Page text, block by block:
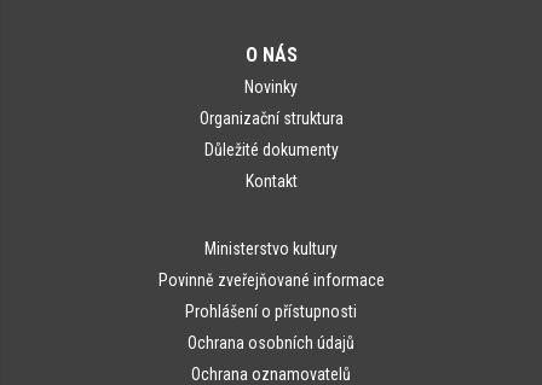
O NÁS
Novinky
Organizační struktura
Důležité dokumenty
Kontakt
Ministerstvo kultury
Povinně zveřejňované informace
Prohlášení o přístupnosti
Ochrana osobních údajů
Ochrana oznamovatelů